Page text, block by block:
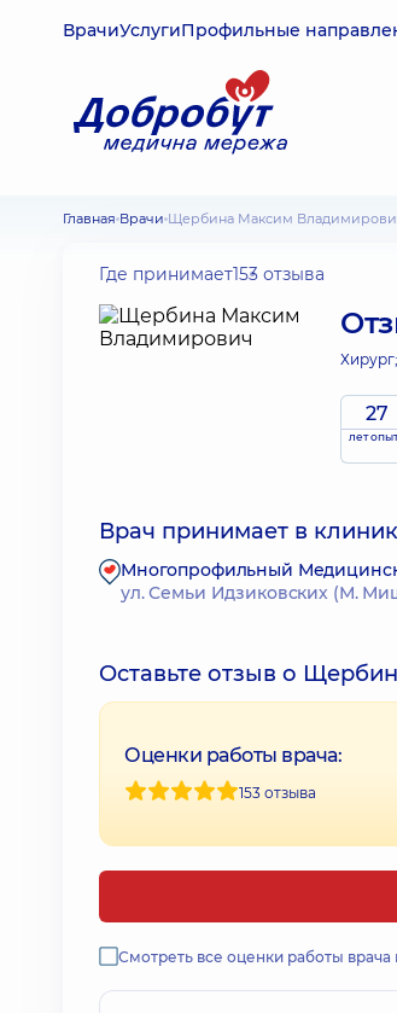
ВрачиУслугиПрофильные
Главная Врачи Щербина Максим
Где принимает153 отзыва
27
лет
Врач принимает в
Многопрофильный
ул. Семьи Идзиковских (М.
Оставьте отзыв о
Оценки работы врача:
153 отзыва
Смотреть все оценки работы врача